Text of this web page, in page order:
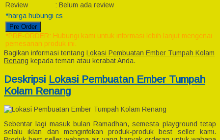
Review
: Belum ada review
*harga hubungi cs
Pre Order
*PRE-ORDER: Hubungi kami untuk informasi lebih lanjut mengenai
pemesanan produk ini.
Bagikan informasi tentang Lokasi Pembuatan Ember Tumpah Kolam
Renang kepada teman atau kerabat Anda.
Deskripsi Lokasi Pembuatan Ember Tumpah
Kolam Renang
Sebentar lagi masuk bulan Ramadhan, semesta playground tetap
selalu iklan dan menginfokan produk-produk best seller kami.